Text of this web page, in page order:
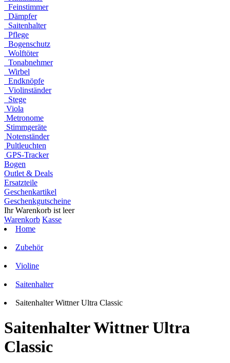
Feinstimmer
Dämpfer
Saitenhalter
Pflege
Bogenschutz
Wolftöter
Tonabnehmer
Wirbel
Endknöpfe
Violinständer
Stege
Viola
Metronome
Stimmgeräte
Notenständer
Pultleuchten
GPS-Tracker
Bogen
Outlet & Deals
Ersatzteile
Geschenkartikel
Geschenkgutscheine
Ihr Warenkorb ist leer
Warenkorb Kasse
Home
Zubehör
Violine
Saitenhalter
Saitenhalter Wittner Ultra Classic
Saitenhalter Wittner Ultra
Classic